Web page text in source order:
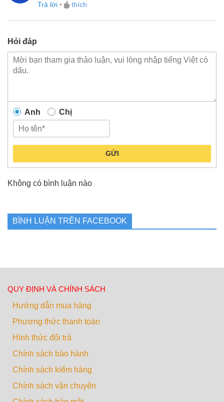
hạng55
Trả lời • thích
Hỏi đáp
Anh Chị
GỬI
Không có bình luận nào
BÌNH LUẬN TRÊN FACEBOOK
QUY ĐỊNH VÀ CHÍNH SÁCH
Hướng dẫn mua hàng
Phương thức thanh toán
Hình thức đổi trả
Chính sách bảo hành
Chính sách kiểm hàng
Chính sách vận chuyển